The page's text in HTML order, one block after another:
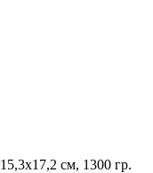
см, 1300 гр.